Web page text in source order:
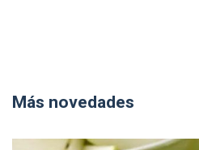
Más novedades